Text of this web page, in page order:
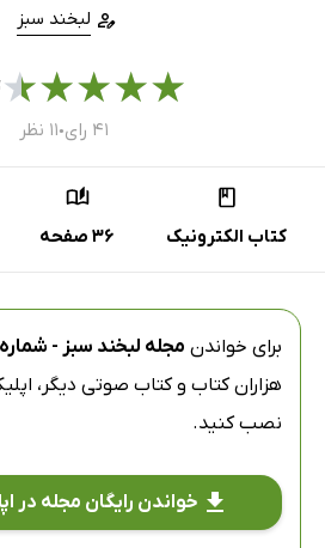
لبخند سبز
★
★
★
★
★
۴۱ رای ● ۱۱ نظر
کتاب الکترونیک 36 صفحه
برای خواندن مجله لبخند سبز - شماره 1
هزاران کتاب و کتاب صوتی دیگر،
نصب کنید.
خواندن رایگان مجله در